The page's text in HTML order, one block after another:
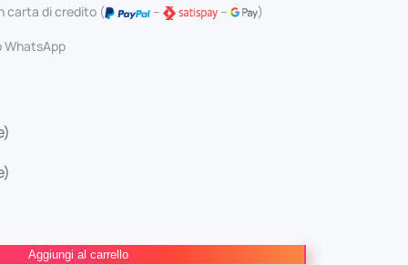
€.11,40 €.
carta di credito (
– –
)
WhatsApp
Aggiungi al carrello